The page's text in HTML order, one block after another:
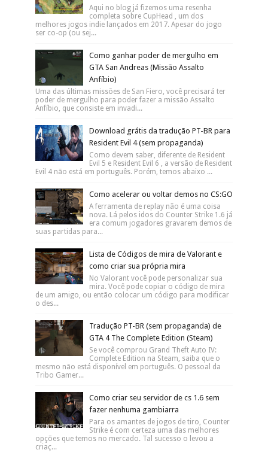
Aqui no blog já fizemos uma resenha
completa sobre CupHead , um dos
melhores jogos indie lançados em 2017. Apesar do jogo
ser co-op (ou sej...
Como ganhar poder de mergulho em
GTA San Andreas (Missão Assalto
Anfíbio)
Uma das últimas missões de San Fiero, você precisará ter
poder de mergulho para poder fazer a missão Assalto
Anfíbio, que consiste em invadi...
Download grátis da tradução PT-BR para
Resident Evil 4 (sem propaganda)
Como devem saber, diferente de Resident
Evil 5 e Resident Evil 6 , a versão de Resident
Evil 4 não está em português. Porém, temos abaixo ...
Como acelerar ou voltar demos no CS:GO
A ferramenta de replay não é uma coisa
nova. Lá pelos idos do Counter Strike 1.6 já
era comum jogadores gravarem demos de
suas partidas para...
Lista de Códigos de mira de Valorant e
como criar sua própria mira
No Valorant você pode personalizar sua
mira. Você pode copiar o código de mira
de um amigo, ou então colocar um código para modificar
o des...
Tradução PT-BR (sem propaganda) de
GTA 4 The Complete Edition (Steam)
Se você comprou Grand Theft Auto IV:
Complete Edition na Steam, saiba que o
mesmo não está disponível em português. O pessoal da
Tribo Gamer...
Como criar seu servidor de cs 1.6 sem
fazer nenhuma gambiarra
Para os amantes de jogos de tiro, Counter
Strike é com certeza uma das melhores
opções que temos no mercado. Tal sucesso o levou a
criaç...